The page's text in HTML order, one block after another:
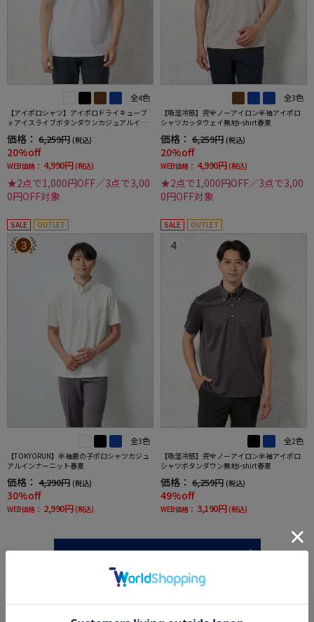
全4色
【アイポロシャツ】アイポロドライキューブ
ｘアイスライブボタンダウンカジュアルイン
夏
価格： 6,259円 (税込)
20%off
WEB価格： 4,990円 (税込)
★2点で1,000円OFF／3点で3,00
0円OFF対象
全3色
【吸湿冷感】完全ノーアイロン半袖アイポロ
シャツカッタウェイ無地i-shirt春夏
価格： 6,259円 (税込)
20%off
WEB価格： 4,990円 (税込)
★2点で1,000円OFF／3点で3,00
0円OFF対象
SALE OUTLET
3
全3色
【TOKYORUN】半袖鹿の子ポロシャツカジュ
アルインナーニット春夏
価格： 4,290円 (税込)
30%off
WEB価格： 2,990円 (税込)
SALE OUTLET
4
全2色
【吸湿冷感】完全ノーアイロン半袖アイポロ
シャツボタンダウン無地i-shirt春夏
価格： 6,259円 (税込)
49%off
WEB価格： 3,190円 (税込)
more